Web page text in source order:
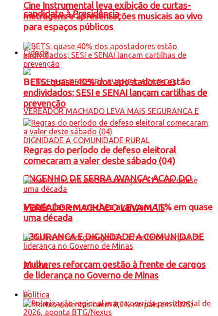
candidato à Presidência
Cidade
ENGENHO DE SERRA AVANÇA: ACAO DO
VEREADOR MACHADO LEVA MAIS
SEGURANCA E DIGNIDADE A COMUNIDADE
RURAL
Cine Instrumental leva exibição de curtas-
metragens e apresentações musicais ao vivo
para espaços públicos
BETS: quase 40% dos apostadores estão
endividados; SESI e SENAI lançam cartilhas de
prevenção
Regras do período de defeso eleitoral
comecaram a valer deste sábado (04)
Matrículas em creches avançam 11% em quase
uma década
Mulheres reforçam gestão à frente de cargos
de liderança no Governo de Minas
Política